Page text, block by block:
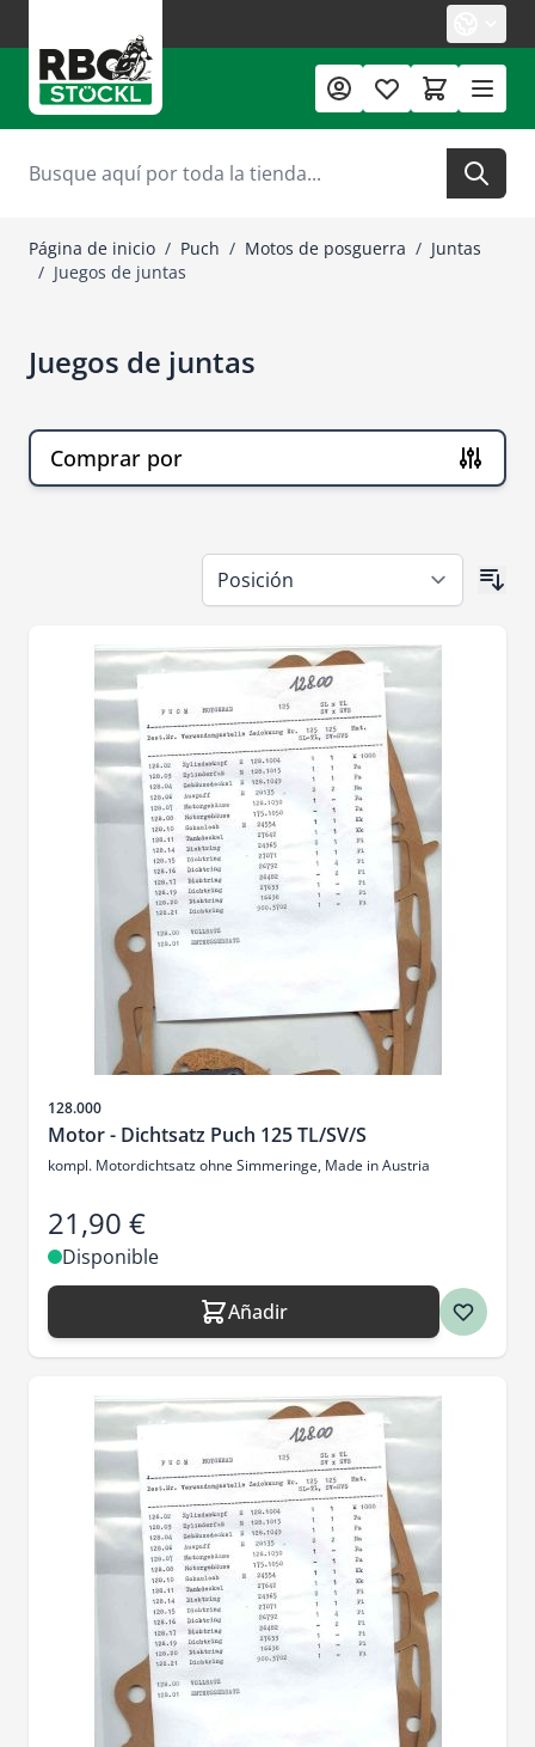
Buscar
Página de inicio / Puch / Motos de posguerra / Juntas
/ Juegos de juntas
Juegos de juntas
Comprar por
SKU
128.000
Motor - Dichtsatz Puch 125 TL/SV/S
kompl. Motordichtsatz ohne Simmeringe, Made in Austria
21,90 €
Disponible
Añadir